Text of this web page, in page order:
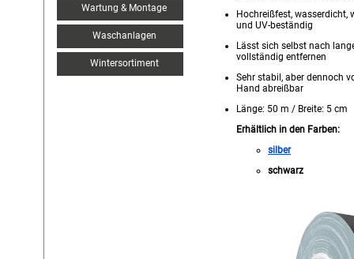
Wartung & Montage
Waschanlagen
Wintersortiment
Hochreißfest, wasserdicht,
und UV-beständig
Lässt sich selbst nach
vollständig entfernen
Sehr stabil, aber dennoch
Hand abreißbar
Länge: 50 m / Breite: 5 cm
Erhältlich in den Farben:
silber
schwarz